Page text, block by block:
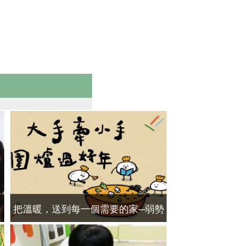
把溫暖，送到每一個需要的家─弱勢
家庭圍爐計畫